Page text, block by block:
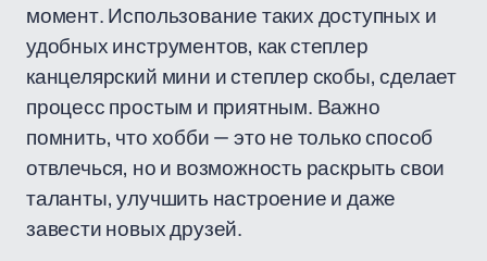
момент. Использование таких доступных и
удобных инструментов, как степлер
канцелярский мини и степлер скобы, сделает
процесс простым и приятным. Важно
помнить, что хобби — это не только способ
отвлечься, но и возможность раскрыть свои
таланты, улучшить настроение и даже
завести новых друзей.